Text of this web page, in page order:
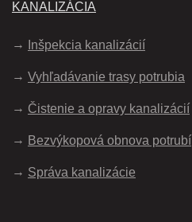
KANALIZÁCIA
Inšpekcia kanalizácií
Vyhľadávanie trasy potrubia
Čistenie a opravy kanalizácií
Bezvýkopová obnova potrubí
Správa kanalizácie